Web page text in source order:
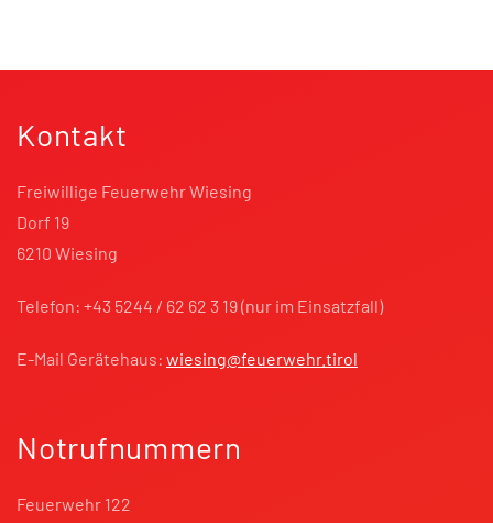
Kontakt
Freiwillige Feuerwehr Wiesing
Dorf 19
6210 Wiesing
Telefon: +43 5244 / 62 62 3 19 (nur im Einsatzfall)
E-Mail Gerätehaus: wiesing@feuerwehr.tirol
Notrufnummern
Feuerwehr 122